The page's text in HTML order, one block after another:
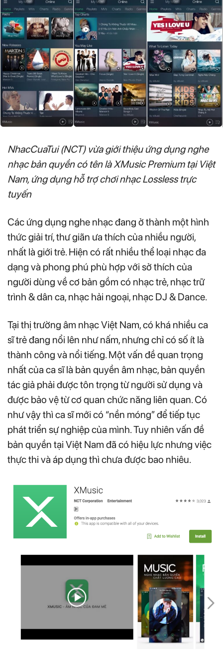
NhacCuaTui (NCT) vừa giới thiệu ứng dụng nghe
nhạc bản quyền có tên là XMusic Premium tại Việt
Nam, ứng dụng hỗ trợ chơi nhạc Lossless trực
tuyến
Các ứng dụng nghe nhạc đang ở thành một hình
thức giải trí, thư giãn ưa thích của nhiều người,
nhất là giới trẻ. Hiện có rất nhiều thể loại nhạc đa
dạng và phong phú phù hợp với sở thích của
người dùng về cơ bản gồm có nhạc trẻ, nhạc trữ
trình & dân ca, nhạc hải ngoại, nhạc DJ & Dance.
Tại thị trường âm nhạc Việt Nam, có khá nhiều ca
sĩ trẻ đang nổi lên như nấm, nhưng chỉ có số ít là
thành công và nổi tiếng. Một vấn đề quan trọng
nhất của ca sĩ là bản quyền âm nhạc, bản quyền
tác giả phải được tôn trọng từ người sử dụng và
được bảo vệ từ cơ quan chức năng liên quan. Có
như vậy thì ca sĩ mới có “nền móng” để tiếp tục
phát triển sự nghiệp của mình. Tuy nhiên vấn đề
bản quyền tại Việt Nam đã có hiệu lực nhưng việc
thực thi và áp dụng thì chưa được bao nhiêu.